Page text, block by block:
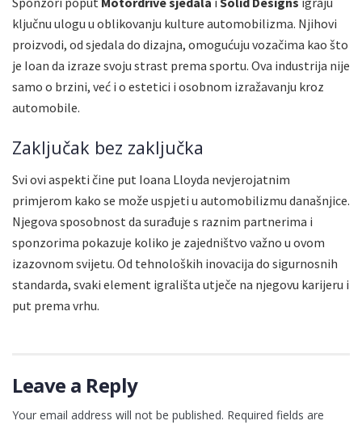
ključnu ulogu u oblikovanju kulture automobilizma. Njihovi
proizvodi, od sjedala do dizajna, omogućuju vozačima kao što
je Ioan da izraze svoju strast prema sportu. Ova industrija nije
samo o brzini, već i o estetici i osobnom izražavanju kroz
automobile.
Zaključak bez zaključka
Svi ovi aspekti čine put Ioana Lloyda nevjerojatnim
primjerom kako se može uspjeti u automobilizmu današnjice.
Njegova sposobnost da surađuje s raznim partnerima i
sponzorima pokazuje koliko je zajedništvo važno u ovom
izazovnom svijetu. Od tehnoloških inovacija do sigurnosnih
standarda, svaki element igrališta utječe na njegovu karijeru i
put prema vrhu.
Leave a Reply
Your email address will not be published. Required fields are